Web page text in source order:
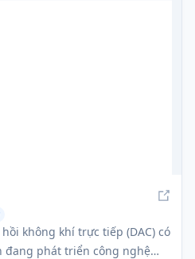
không khí trực tiếp (DAC) có
đang phát triển công nghệ